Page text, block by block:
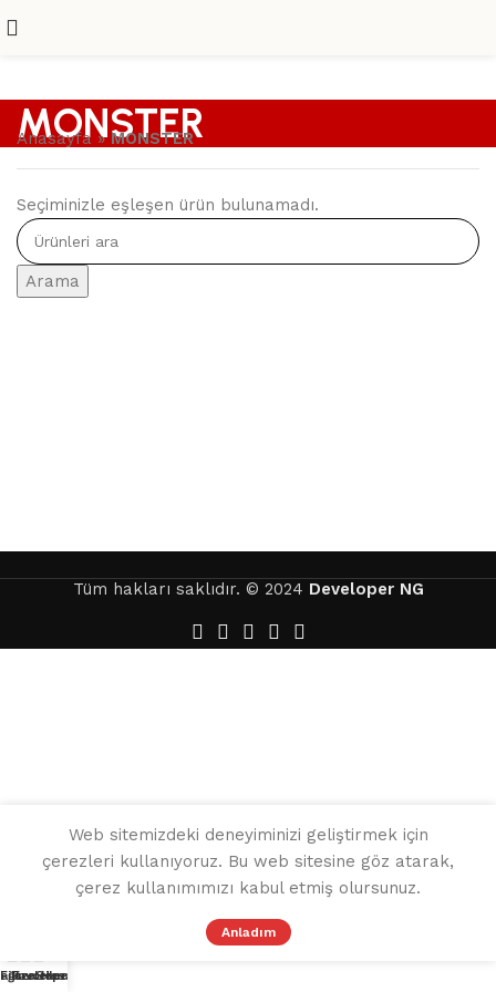
MONSTER
Anasayfa » MONSTER
Seçiminizle eşleşen ürün bulunamadı.
Arama
Tüm hakları saklıdır. © 2024 Developer NG
Web sitemizdeki deneyiminizi geliştirmek için
çerezleri kullanıyoruz. Bu web sitesine göz atarak,
çerez kullanımımızı kabul etmiş olursunuz.
Anladım
Filtreler
Favoriler
Sepet
Hesabım